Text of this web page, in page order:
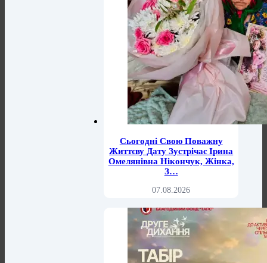
Сьогодні Свою Поважну
Життєву Дату Зустрічає Ірина
Омелянівна Нікончук, Жінка,
З…
07.08.2026